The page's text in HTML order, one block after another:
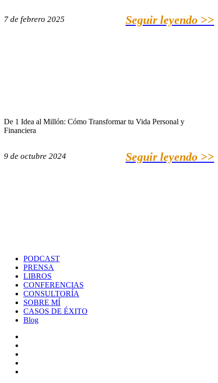
7 de febrero 2025 Seguir leyendo >>
De 1 Idea al Millón: Cómo Transformar tu Vida Personal y
Financiera
9 de octubre 2024 Seguir leyendo >>
PODCAST
PRENSA
LIBROS
CONFERENCIAS
CONSULTORÍA
SOBRE MÍ
CASOS DE ÉXITO
Blog